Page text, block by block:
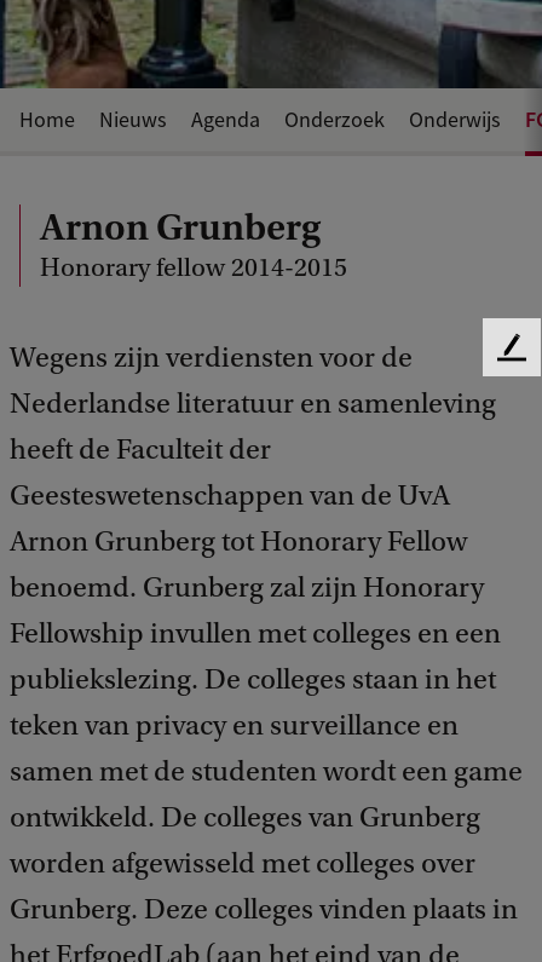
Arnon Grunberg
Honorary fellow 2014-2015
Wegens zijn verdiensten voor de
Nederlandse literatuur en samenleving
heeft de Faculteit der
Geesteswetenschappen van de UvA
Arnon Grunberg tot Honorary Fellow
benoemd. Grunberg zal zijn Honorary
Fellowship invullen met colleges en een
publiekslezing. De colleges staan in het
teken van privacy en surveillance en
samen met de studenten wordt een game
ontwikkeld. De colleges van Grunberg
worden afgewisseld met colleges over
Grunberg. Deze colleges vinden plaats in
het ErfgoedLab (aan het eind van de
Home Nieuws Agenda Onderzoek Onderwijs
F